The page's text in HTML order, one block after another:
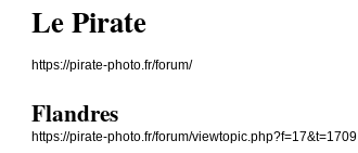
Le Pirate
https://pirate-photo.fr/forum/
Flandres
https://pirate-photo.fr/forum/viewtopic.php?f=17&t=1709